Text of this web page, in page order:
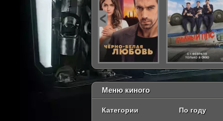
Меню киного
Категории По году